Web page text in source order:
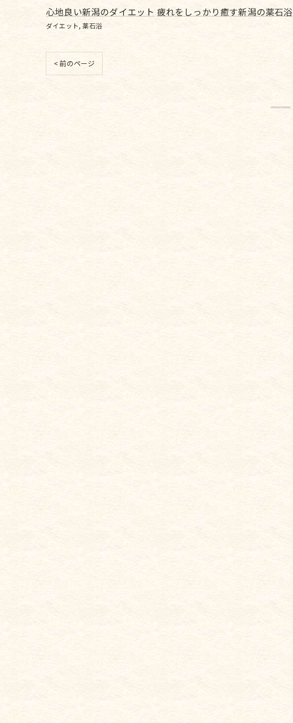
心地良い新潟のダイエット 疲れをしっかり癒す新潟の薬石浴
ダイエット 薬石浴
< 前のページ